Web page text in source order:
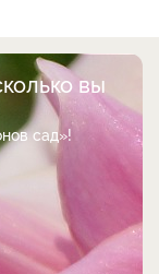
вы
сад»!